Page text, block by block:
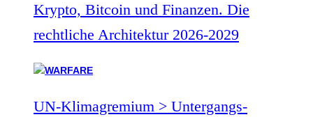
Krypto, Bitcoin und Finanzen. Die
rechtliche Architektur 2026-2029
UN-Klimagremium > Untergangs-